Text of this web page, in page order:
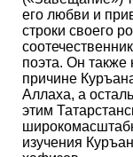
его любви и
строки своего
поэта. Он также
причине
Аллаха, а
этим
изучения